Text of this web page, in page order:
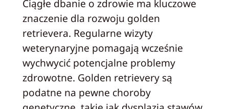
Ciągłe dbanie o zdrowie ma kluczowe
znaczenie dla rozwoju golden
retrievera. Regularne wizyty
weterynaryjne pomagają wcześnie
wychwycić potencjalne problemy
zdrowotne. Golden retrievery są
podatne na pewne choroby